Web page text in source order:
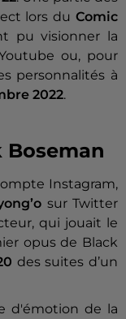
lors du Comic
pu visionner la
ou, pour
personnalités à
2022.
Boseman
Instagram,
sur Twitter
qui jouait le
opus de Black
des suites d’un
d'émotion de la